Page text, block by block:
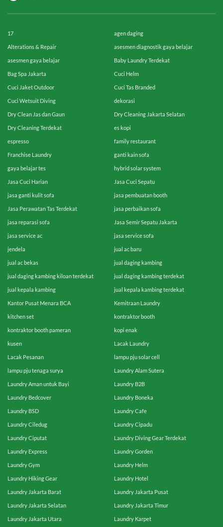
17 agen daging
Alterations & Repair asesmen diagnostik gaya belajar
asesmen gaya belajar Baby Laundry Terdekat
Bag Spa Jakarta Cuci Helm
Cuci Jaket Outdoor Cuci Tas Branded
Cuci Wetsuit Diving dekorasi
Dry Clean Jas dan Gaun Dry Cleaning Jakarta Selatan
Dry Cleaning Terdekat es kopi
espresso family restaurant
Franchise Laundry ganti kain sofa
gaya belajar tes hybrid solar system
Jasa Cuci Harian Jasa Cuci Sepatu
jasa ganti kulit sofa jasa pembuatan booth
Jasa Perawatan Tas Terdekat jasa perbaikan sofa
jasa reparasi sofa Jasa Semir Sepatu Jakarta
jasa service ac jasa service sofa
jendela jual ac baru
jual ac bekas jual daging kambing
jual daging kambing kiloan terdekat jual daging kambing terdekat
jual kepala kambing jual kepala kambing terdekat
Kantor Pusat Menara BCA Kemitraan Laundry
kitchen set kontraktor booth
kontraktor booth pameran kopi enak
kusen Lacak Laundry
Lacak Pesanan lampu pju solar cell
lampu pju tenaga surya Laundry Alam Sutera
Laundry Aman untuk Bayi Laundry B2B
Laundry Bedcover Laundry Boneka
Laundry BSD Laundry Cafe
Laundry Ciledug Laundry Cipadu
Laundry Ciputat Laundry Diving Gear Terdekat
Laundry Express Laundry Gorden
Laundry Gym Laundry Helm
Laundry Hiking Gear Laundry Hotel
Laundry Jakarta Barat Laundry Jakarta Pusat
Laundry Jakarta Selatan Laundry Jakarta Timur
Laundry Jakarta Utara Laundry Karpet